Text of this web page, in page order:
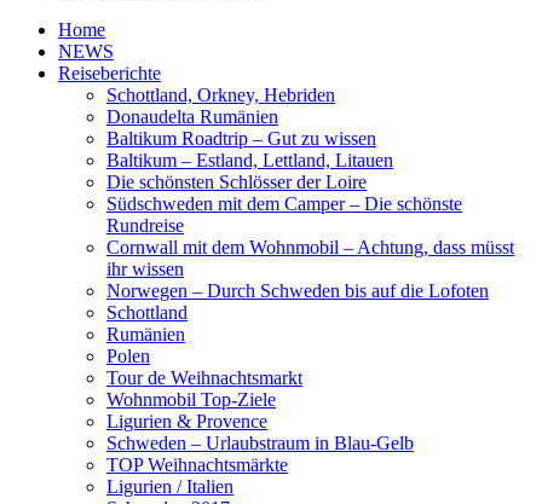
Home
NEWS
Reiseberichte
Schottland, Orkney, Hebriden
Donaudelta Rumänien
Baltikum Roadtrip – Gut zu wissen
Baltikum – Estland, Lettland, Litauen
Die schönsten Schlösser der Loire
Südschweden mit dem Camper – Die schönste
Rundreise
Cornwall mit dem Wohnmobil – Achtung, dass müsst
ihr wissen
Norwegen – Durch Schweden bis auf die Lofoten
Schottland
Rumänien
Polen
Tour de Weihnachtsmarkt
Wohnmobil Top-Ziele
Ligurien & Provence
Schweden – Urlaubstraum in Blau-Gelb
TOP Weihnachtsmärkte
Ligurien / Italien